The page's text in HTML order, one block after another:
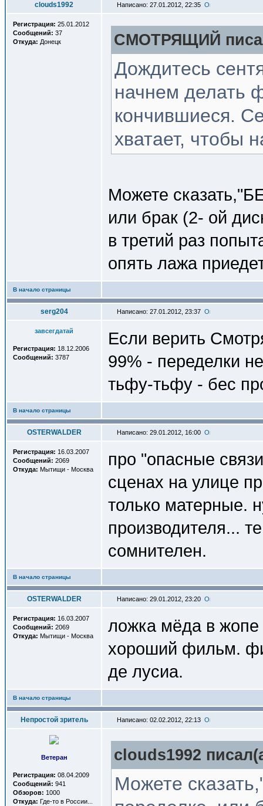
clouds1992 Написано: 27.01.2012, 22:35
Регистрация: 25.01.2012
Сообщений: 37
Откуда: Донецк СМОТРЯЩИЙ
Дождитесь
начнем делать
кончившиеся.
хватает, чтобы
Можете
или брак (2- ой
в третий раз
опять лажа
В начало страницы
serg204 Написано: 27.01.2012, 23:37
завсегдатай
Регистрация: 18.12.2006
Сообщений: 3787
Если верить
99% - переделки
тьфу-тьфу - бес
В начало страницы
OSTERWALDER Написано: 29.01.2012, 16:00
Регистрация: 16.03.2007
Сообщений: 2069
Откуда: Мытищи - Москва
про "опасные
сценах на улице
только матерные.
производителя...
сомнителен.
В начало страницы
OSTERWALDER Написано: 29.01.2012, 23:20
Регистрация: 16.03.2007
Сообщений: 2069
Откуда: Мытищи - Москва
ложка мёда в жопе
хороший фильм.
де лусиа.
В начало страницы
Непростой зритель Написано: 02.02.2012, 22:13
Ветеран
Регистрация: 08.04.2009
Сообщений: 941
Обзоров: 1000
Откуда: Где-то в России...
clouds1992
Можете